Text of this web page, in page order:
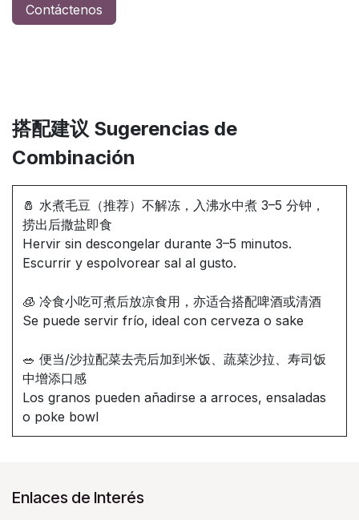
Contáctenos
搭配建议 Sugerencias de
Combinación
🧂 水煮毛豆（推荐）不解冻，入沸水中煮 3–5 分钟，
捞出后撒盐即食
Hervir sin descongelar durante 3–5 minutos.
Escurrir y espolvorear sal al gusto.
🧊 冷食小吃可煮后放凉食用，亦适合搭配啤酒或清酒
Se puede servir frío, ideal con cerveza o sake
🥗 便当/沙拉配菜去壳后加到米饭、蔬菜沙拉、寿司饭
中增添口感
Los granos pueden añadirse a arroces, ensaladas
o poke bowl
Enlaces de Interés